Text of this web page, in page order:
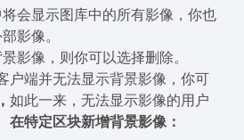
会显示图库中的所有影像，你也
影像。
影像，则你可以选择删除。
户端并无法显示背景影像，你可
， 如此一来，无法显示影像的用户
在特定区块新增背景影像：